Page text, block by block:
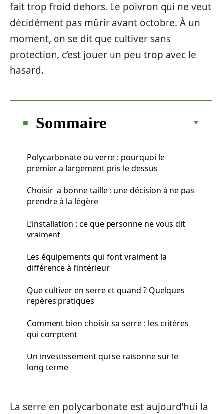
fait trop froid dehors. Le poivron qui ne veut
décidément pas mûrir avant octobre. À un
moment, on se dit que cultiver sans
protection, c’est jouer un peu trop avec le
hasard.
Sommaire
Polycarbonate ou verre : pourquoi le
premier a largement pris le dessus
Choisir la bonne taille : une décision à ne pas
prendre à la légère
L’installation : ce que personne ne vous dit
vraiment
Les équipements qui font vraiment la
différence à l’intérieur
Que cultiver en serre et quand ? Quelques
repères pratiques
Comment bien choisir sa serre : les critères
qui comptent
Un investissement qui se raisonne sur le
long terme
La serre en polycarbonate est aujourd’hui la